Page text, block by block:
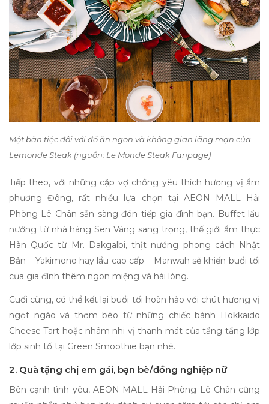
Một bàn tiệc đôi với đồ ăn ngon và không gian lãng mạn của
Lemonde Steak (nguồn: Le Monde Steak Fanpage)
Tiếp theo, với những cặp vợ chồng yêu thích hương vị ẩm
phương Đông, rất nhiều lựa chọn tại AEON MALL Hải
Phòng Lê Chân sẵn sàng đón tiếp gia đình bạn. Buffet lẩu
nướng từ nhà hàng Sen Vàng sang trọng, thế giới ẩm thực
Hàn Quốc từ Mr. Dakgalbi, thịt nướng phong cách Nhật
Bản – Yakimono hay lẩu cao cấp – Manwah sẽ khiến buổi tối
của gia đình thêm ngon miệng và hài lòng.
Cuối cùng, có thể kết lại buổi tối hoàn hảo với chút hương vị
ngọt ngào và thơm béo từ những chiếc bánh Hokkaido
Cheese Tart hoặc nhâm nhi vị thanh mát của tầng tầng lớp
lớp sinh tố tại Green Smoothie bạn nhé.
2. Quà tặng chị em gái, bạn bè/đồng nghiệp nữ
Bên cạnh tình yêu, AEON MALL Hải Phòng Lê Chân cũng